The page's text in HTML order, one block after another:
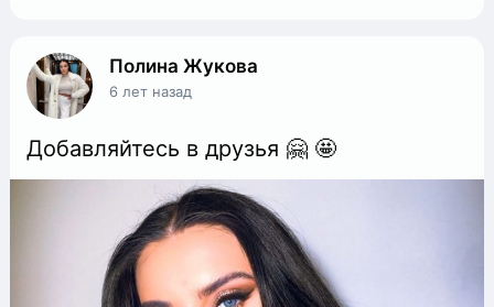
Полина Жукова
6 лет назад
Добавляйтесь в друзья 🤗 🤩